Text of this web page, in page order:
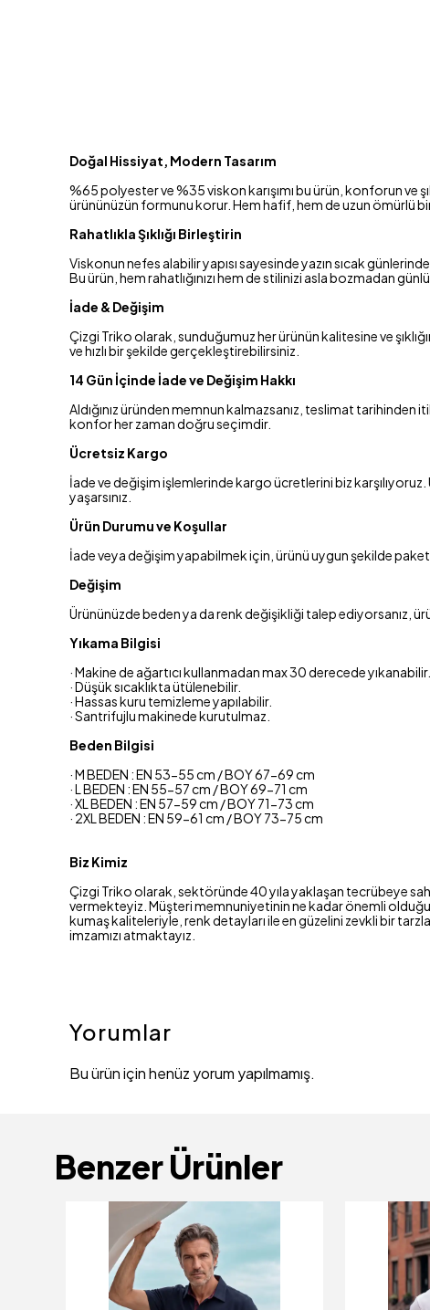
Doğal Hissiyat, Modern Tasarım
%65 polyester ve %35 viskon karışımı bu ürün, konforun ve
ürününüzün formunu korur. Hem hafif, hem de uzun ömürlü
Rahatlıkla Şıklığı Birleştirin
Viskonun nefes alabilir yapısı sayesinde yazın sıcak
Bu ürün, hem rahatlığınızı hem de stilinizi asla bozmadan
İade & Değişim
Çizgi Triko olarak, sunduğumuz her ürünün kalitesine ve
ve hızlı bir şekilde gerçekleştirebilirsiniz.
14 Gün İçinde İade ve Değişim Hakkı
Aldığınız üründen memnun kalmazsanız, teslimat
konfor her zaman doğru seçimdir.
Ücretsiz Kargo
İade ve değişim işlemlerinde kargo ücretlerini biz
yaşarsınız.
Ürün Durumu ve Koşullar
İade veya değişim yapabilmek için, ürünü uygun şekilde
Değişim
Ürününüzde beden ya da renk değişikliği talep ediyorsanız,
Yıkama Bilgisi
· Makine de ağartıcı kullanmadan max 30 derecede yıkanabilir.
· Düşük sıcaklıkta ütülenebilir.
· Hassas kuru temizleme yapılabilir.
· Santrifujlu makinede kurutulmaz.
Beden Bilgisi
· M BEDEN : EN 53-55 cm / BOY 67-69 cm
· L BEDEN : EN 55-57 cm / BOY 69-71 cm
· XL BEDEN : EN 57-59 cm / BOY 71-73 cm
· 2XL BEDEN : EN 59-61 cm / BOY 73-75 cm
Biz Kimiz
Çizgi Triko olarak, sektöründe 40 yıla yaklaşan tecrübeye
vermekteyiz. Müşteri memnuniyetinin ne kadar önemli
kumaş kaliteleriyle, renk detayları ile en güzelini zevkli bir
imzamızı atmaktayız.
Yorumlar
Bu ürün için henüz yorum yapılmamış.
Benzer Ürünler